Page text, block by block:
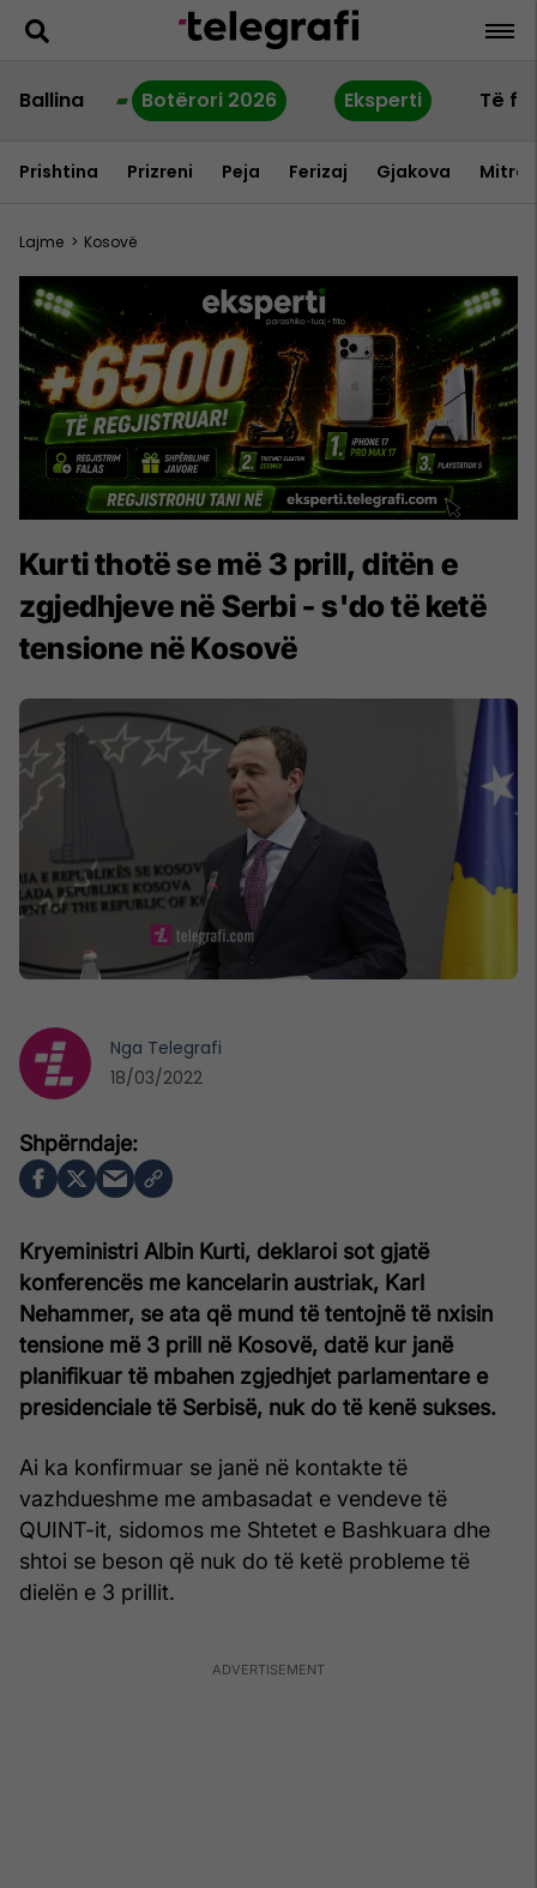
Ballina Botërori 2026 Eksperti Të
Prishtina Prizreni Peja Ferizaj Gjakova
Lajme > Kosovë
Kurti thotë se më 3 prill, ditën e
zgjedhjeve në Serbi - s'do të ketë
tensione në Kosovë
Kryeministri Albin Kurti, deklaroi sot gjatë
konferencës me kancelarin austriak, Karl
Nehammer, se ata që mund të tentojnë të nxisin
tensione më 3 prill në Kosovë, datë kur janë
planifikuar të mbahen zgjedhjet parlamentare e
presidenciale të Serbisë, nuk do të kenë sukses.
Ai ka konfirmuar se janë në kontakte të
vazhdueshme me ambasadat e vendeve të
QUINT-it, sidomos me Shtetet e Bashkuara dhe
shtoi se beson që nuk do të ketë probleme të
dielën e 3 prillit.
Nga Telegrafi
18/03/2022